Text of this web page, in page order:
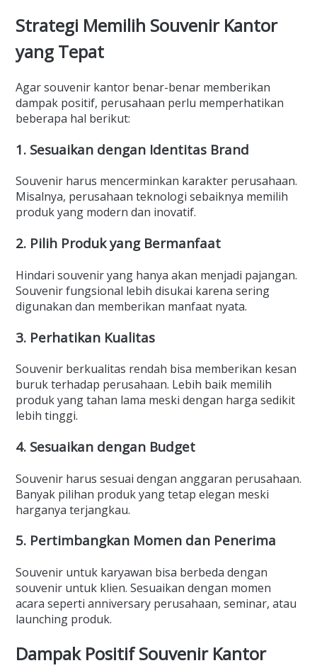
Strategi Memilih Souvenir Kantor
yang Tepat
Agar souvenir kantor benar-benar memberikan
dampak positif, perusahaan perlu memperhatikan
beberapa hal berikut:
1. Sesuaikan dengan Identitas Brand
Souvenir harus mencerminkan karakter perusahaan.
Misalnya, perusahaan teknologi sebaiknya memilih
produk yang modern dan inovatif.
2. Pilih Produk yang Bermanfaat
Hindari souvenir yang hanya akan menjadi pajangan.
Souvenir fungsional lebih disukai karena sering
digunakan dan memberikan manfaat nyata.
3. Perhatikan Kualitas
Souvenir berkualitas rendah bisa memberikan kesan
buruk terhadap perusahaan. Lebih baik memilih
produk yang tahan lama meski dengan harga sedikit
lebih tinggi.
4. Sesuaikan dengan Budget
Souvenir harus sesuai dengan anggaran perusahaan.
Banyak pilihan produk yang tetap elegan meski
harganya terjangkau.
5. Pertimbangkan Momen dan Penerima
Souvenir untuk karyawan bisa berbeda dengan
souvenir untuk klien. Sesuaikan dengan momen
acara seperti anniversary perusahaan, seminar, atau
launching produk.
Dampak Positif Souvenir Kantor